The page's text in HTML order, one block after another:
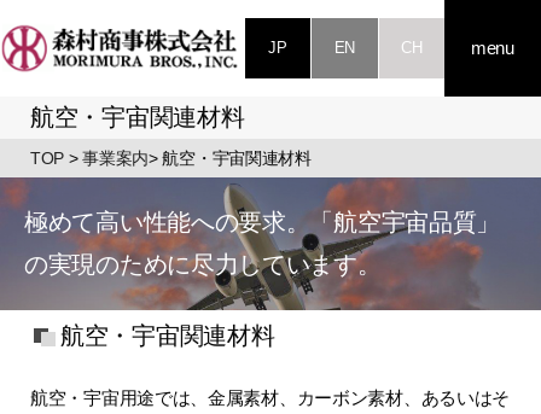
JP EN CH menu
航空・宇宙関連材料
TOP >事業案内> 航空・宇宙関連材料
極めて高い性能への要求。 「航空宇宙品質」
の実現のために尽力しています。
航空・宇宙関連材料
航空・宇宙用途では、金属素材、カーボン素材、あるいはそ